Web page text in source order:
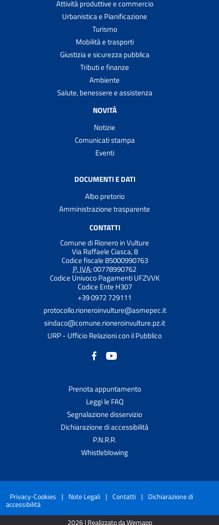
Attività produttive e commercio
Urbanistica e Pianificazione
Turismo
Mobilità e trasporti
Giustizia e sicurezza pubblica
Tributi e finanze
Ambiente
Salute, benessere e assistenza
NOVITÀ
Notizie
Comunicati stampa
Eventi
DOCUMENTI E DATI
Albo pretorio
Amministrazione trasparente
CONTATTI
Comune di Rionero in Vulture
Via Raffaele Ciasca, 8
Codice fiscale 85000990763
P. IVA:00778990762
Codice Univoco Pagamenti UFZVVK
Codice Ente H307
+39 0972 729111
protocollo.rioneroinvulture@asmepec.it
sindaco@comune.rioneroinvulture.pz.it
URP - Ufficio Relazioni con il Pubblico
Prenota appuntamento
Leggi le FAQ
Segnalazione disservizio
Dichiarazione di accessibilità
P.N.R.R.
Whistleblowing
Privacy-Cookies | Note Legali | Contatti | Dichiarazione di
accessibilità
2026 | Realizzato da Wemapp